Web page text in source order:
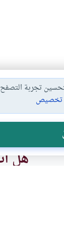
الجنين
هل
تجربة
تخصيص